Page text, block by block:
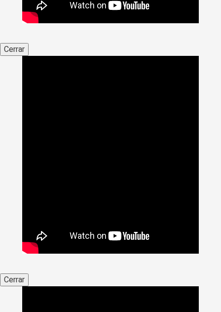
Cerrar
Cerrar